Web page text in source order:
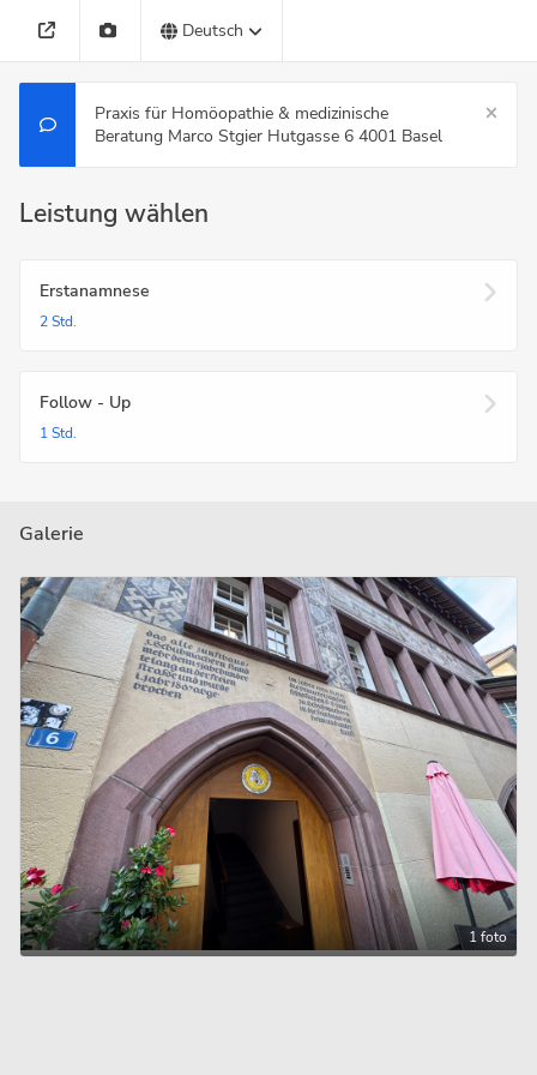
Deutsch
Praxis für Homöopathie & medizinische
Beratung Marco Stgier Hutgasse 6 4001 Basel
Leistung wählen
Erstanamnese
2 Std.
Follow - Up
1 Std.
Galerie
1 foto